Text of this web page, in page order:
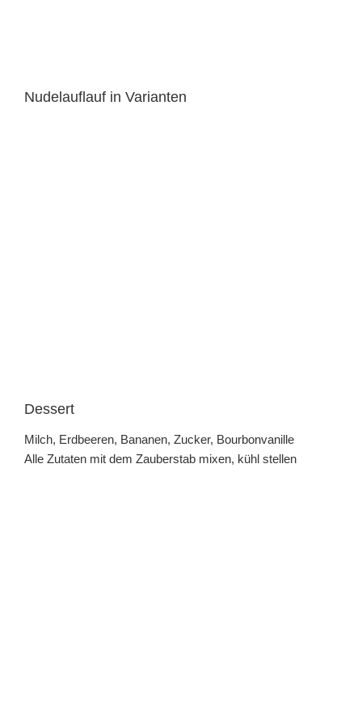
Nudelauflauf in Varianten
Dessert
Milch, Erdbeeren, Bananen, Zucker, Bourbonvanille
Alle Zutaten mit dem Zauberstab mixen, kühl stellen